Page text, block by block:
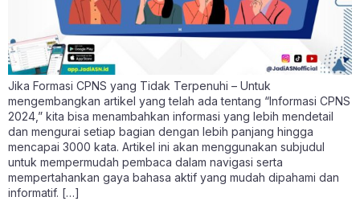
Jika Formasi CPNS yang Tidak Terpenuhi – Untuk
mengembangkan artikel yang telah ada tentang “Informasi CPNS
2024,” kita bisa menambahkan informasi yang lebih mendetail
dan mengurai setiap bagian dengan lebih panjang hingga
mencapai 3000 kata. Artikel ini akan menggunakan subjudul
untuk mempermudah pembaca dalam navigasi serta
mempertahankan gaya bahasa aktif yang mudah dipahami dan
informatif. […]